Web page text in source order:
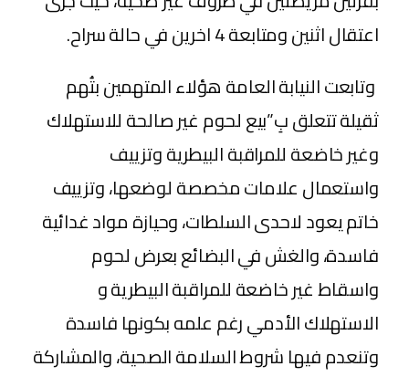
اعتقال اثنين ومتابعة 4 اخرين في حالة سراح.
وتابعت النيابة العامة هؤلاء المتهمين بتُهم
ثقيلة تتعلق بِ”بيع لحوم غير صالحة للاستهلاك
وغير خاضعة للمراقبة البيطرية وتزييف
واستعمال علامات مخصصة لوضعها، وتزييف
خاتم يعود لاحدى السلطات، وحيازة مواد غدائية
فاسدة، والغش في البضائع بعرض لحوم
واسقاط غير خاضعة للمراقبة البيطرية و
الاستهلاك الأدمي رغم علمه بكونها فاسدة
وتنعدم فيها شروط السلامة الصحية، والمشاركة